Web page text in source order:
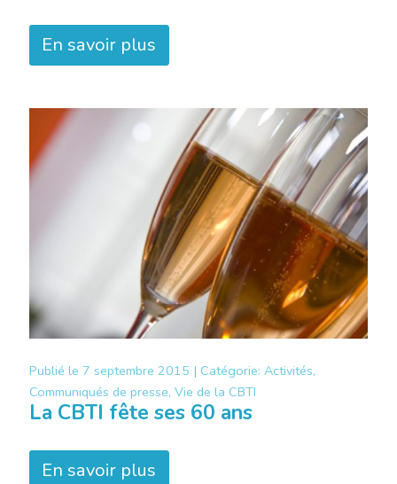
En savoir plus
Publié le 7 septembre 2015 | Catégorie: Activités,
Communiqués de presse, Vie de la CBTI
La CBTI fête ses 60 ans
En savoir plus